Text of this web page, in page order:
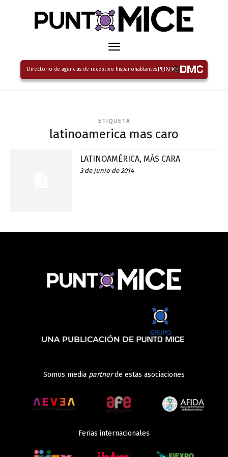
Directorio de agencias de receptivo hispanohablantes
ETIQUETA
latinoamerica mas caro
LATINOAMÉRICA, MÁS CARA
3 de junio de 2014
Somos media partnerde estas asociaciones
Ferias internacionales